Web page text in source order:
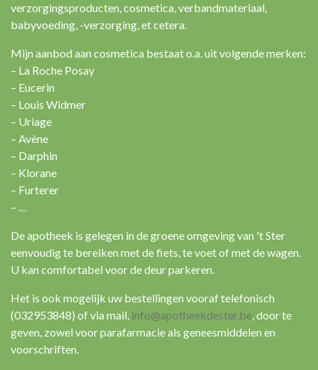
verzorgingsproducten, cosmetica, verbandmateriaal,
babyvoeding, -verzorging, et cetera.
Mijn aanbod aan cosmetica bestaat o.a. uit volgende merken:
– La Roche Posay
– Eucerin
– Louis Widmer
– Uriage
– Avène
– Darphin
– Klorane
– Furterer
– …
De apotheek is gelegen in de groene omgeving van 't Ster
eenvoudig te bereiken met de fiets, te voet of met de wagen.
U kan comfortabel voor de deur parkeren.
Het is ook mogelijk uw bestellingen vooraf telefonisch
(032953848) of via mail, info@apotheekdester.be, door te
geven, zowel voor parafarmacie als geneesmiddelen en
voorschriften.